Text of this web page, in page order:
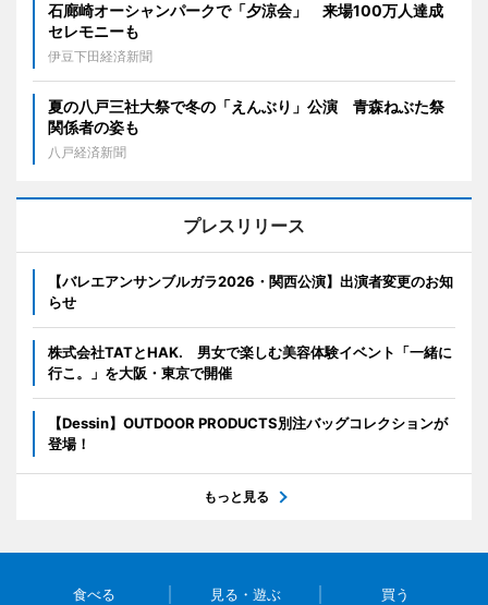
石廊崎オーシャンパークで「夕涼会」 来場100万人達成
セレモニーも
伊豆下田経済新聞
夏の八戸三社大祭で冬の「えんぶり」公演 青森ねぶた祭
関係者の姿も
八戸経済新聞
プレスリリース
【バレエアンサンブルガラ2026・関西公演】出演者変更のお知
らせ
株式会社TATとHAK. 男女で楽しむ美容体験イベント「一緒に
行こ。」を大阪・東京で開催
【Dessin】OUTDOOR PRODUCTS別注バッグコレクションが
登場！
もっと見る
食べる 見る・遊ぶ 買う